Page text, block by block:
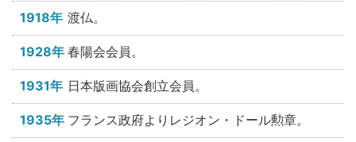
1918年 渡仏。
1928年 春陽会会員。
1931年 日本版画協会創立会員。
1935年 フランス政府よりレジオン・ドール勲章。